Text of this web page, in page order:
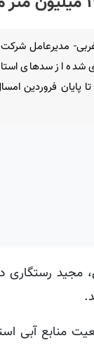
مدیرعامل
شده از سدهای
مجید رستگاری